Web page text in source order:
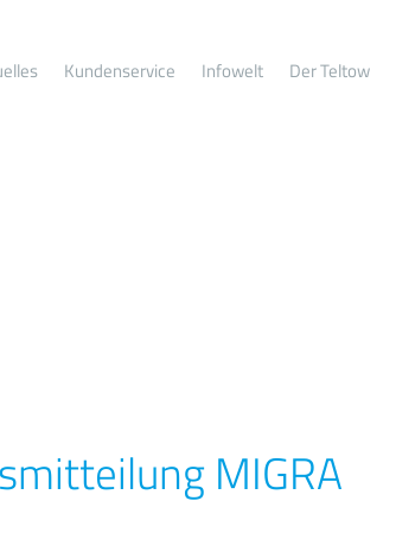
Kundenservice Infowelt Der Teltow
MIGRA